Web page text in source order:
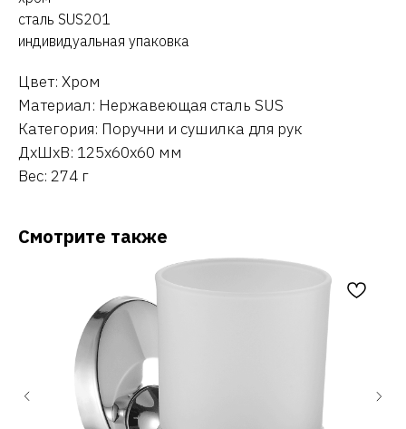
сталь SUS201
индивидуальная упаковка
Цвет: Хром
Материал: Нержавеющая сталь SUS
Категория: Поручни и сушилка для рук
ДxШxВ: 125x60x60 мм
Вес: 274 г
Смотрите также